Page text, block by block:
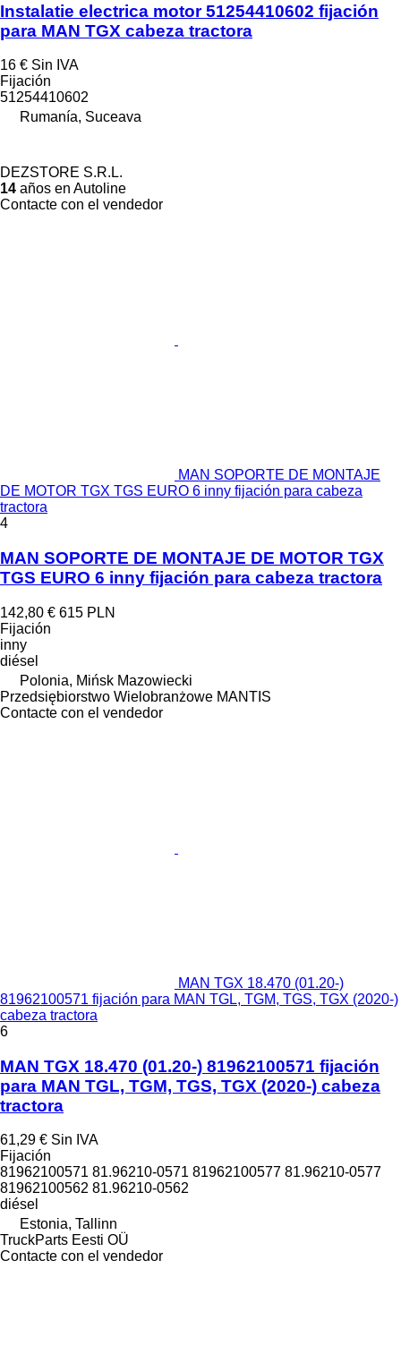
Instalatie electrica motor 51254410602 fijación
para MAN TGX cabeza tractora
16 € Sin IVA
Fijación
51254410602
Rumanía, Suceava
DEZSTORE S.R.L.
14 años en Autoline
Contacte con el vendedor
MAN SOPORTE DE MONTAJE
DE MOTOR TGX TGS EURO 6 inny fijación para cabeza
tractora
4
MAN SOPORTE DE MONTAJE DE MOTOR TGX
TGS EURO 6 inny fijación para cabeza tractora
142,80 € 615 PLN
Fijación
inny
diésel
Polonia, Mińsk Mazowiecki
Przedsiębiorstwo Wielobranżowe MANTIS
Contacte con el vendedor
MAN TGX 18.470 (01.20-)
81962100571 fijación para MAN TGL, TGM, TGS, TGX (2020-)
cabeza tractora
6
MAN TGX 18.470 (01.20-) 81962100571 fijación
para MAN TGL, TGM, TGS, TGX (2020-) cabeza
tractora
61,29 € Sin IVA
Fijación
81962100571 81.96210-0571 81962100577 81.96210-0577
81962100562 81.96210-0562
diésel
Estonia, Tallinn
TruckParts Eesti OÜ
Contacte con el vendedor